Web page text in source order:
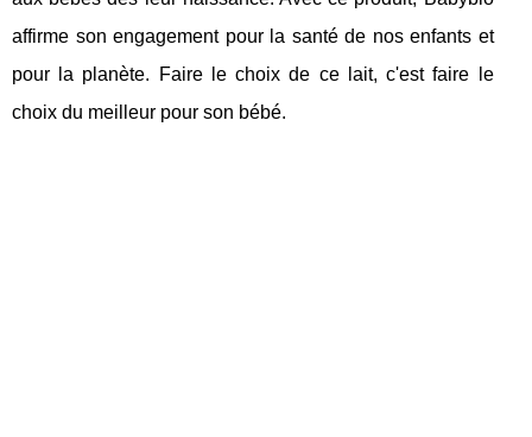
affirme son engagement pour la santé de nos enfants et
pour la planète. Faire le choix de ce lait, c'est faire le
choix du meilleur pour son bébé.